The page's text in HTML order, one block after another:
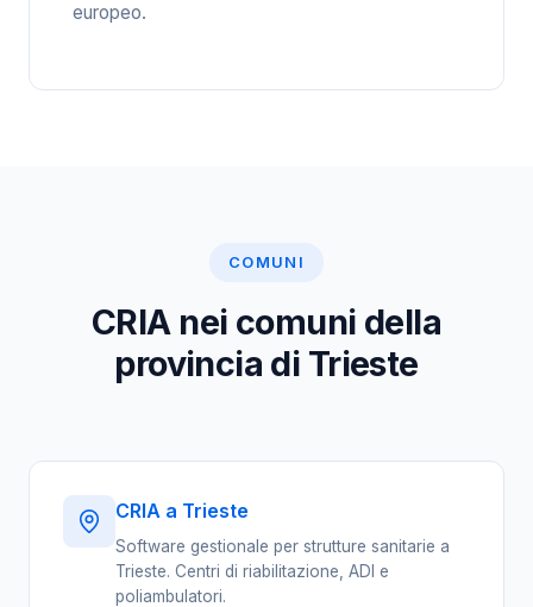
europeo.
COMUNI
CRIA nei comuni della
provincia di Trieste
CRIA a Trieste
Software gestionale per strutture sanitarie a
Trieste. Centri di riabilitazione, ADI e
poliambulatori.